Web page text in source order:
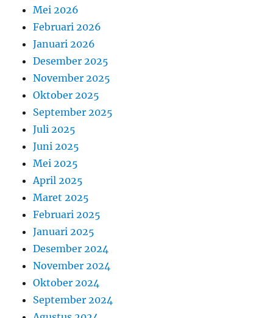
Mei 2026
Februari 2026
Januari 2026
Desember 2025
November 2025
Oktober 2025
September 2025
Juli 2025
Juni 2025
Mei 2025
April 2025
Maret 2025
Februari 2025
Januari 2025
Desember 2024
November 2024
Oktober 2024
September 2024